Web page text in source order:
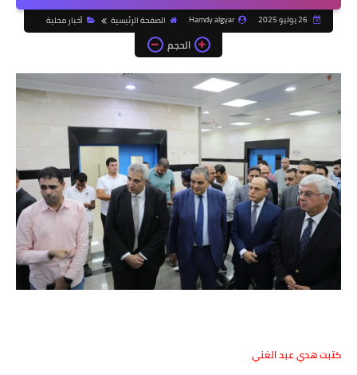
Hamdy algyar الصفحة الرئيسية أخبار محلية
الحجم
كتبت هدي عبد الغني